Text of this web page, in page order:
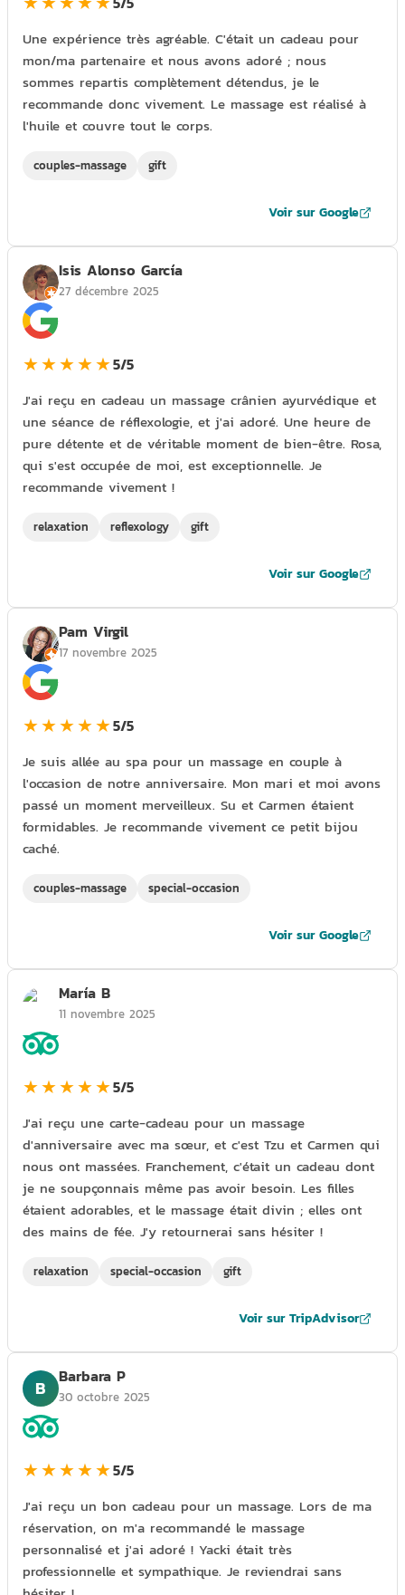
Une expérience très agréable. C'était un cadeau pour
mon/ma partenaire et nous avons adoré ; nous
sommes repartis complètement détendus, je le
recommande donc vivement. Le massage est réalisé à
l'huile et couvre tout le corps.
couples-massage gift
Voir sur Google
Isis Alonso García
27 décembre 2025
★★★★★5/5
J'ai reçu en cadeau un massage crânien ayurvédique et
une séance de réflexologie, et j'ai adoré. Une heure de
pure détente et de véritable moment de bien-être. Rosa,
qui s'est occupée de moi, est exceptionnelle. Je
recommande vivement !
relaxation reflexology gift
Voir sur Google
Pam Virgil
17 novembre 2025
★★★★★5/5
Je suis allée au spa pour un massage en couple à
l'occasion de notre anniversaire. Mon mari et moi avons
passé un moment merveilleux. Su et Carmen étaient
formidables. Je recommande vivement ce petit bijou
caché.
couples-massage special-occasion
Voir sur Google
María B
11 novembre 2025
★★★★★5/5
J'ai reçu une carte-cadeau pour un massage
d'anniversaire avec ma sœur, et c'est Tzu et Carmen qui
nous ont massées. Franchement, c'était un cadeau dont
je ne soupçonnais même pas avoir besoin. Les filles
étaient adorables, et le massage était divin ; elles ont
des mains de fée. J'y retournerai sans hésiter !
relaxation special-occasion gift
Voir sur TripAdvisor
B Barbara P
30 octobre 2025
★★★★★5/5
J'ai reçu un bon cadeau pour un massage. Lors de ma
réservation, on m'a recommandé le massage
personnalisé et j'ai adoré ! Yacki était très
professionnelle et sympathique. Je reviendrai sans